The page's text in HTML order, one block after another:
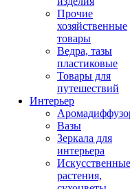
Прочие
хозяйственные
товары
Ведра, тазы
пластиковые
Товары для
путешествий
Интерьер
Вазы
Зеркала для
интерьера
Искусственные
растения,